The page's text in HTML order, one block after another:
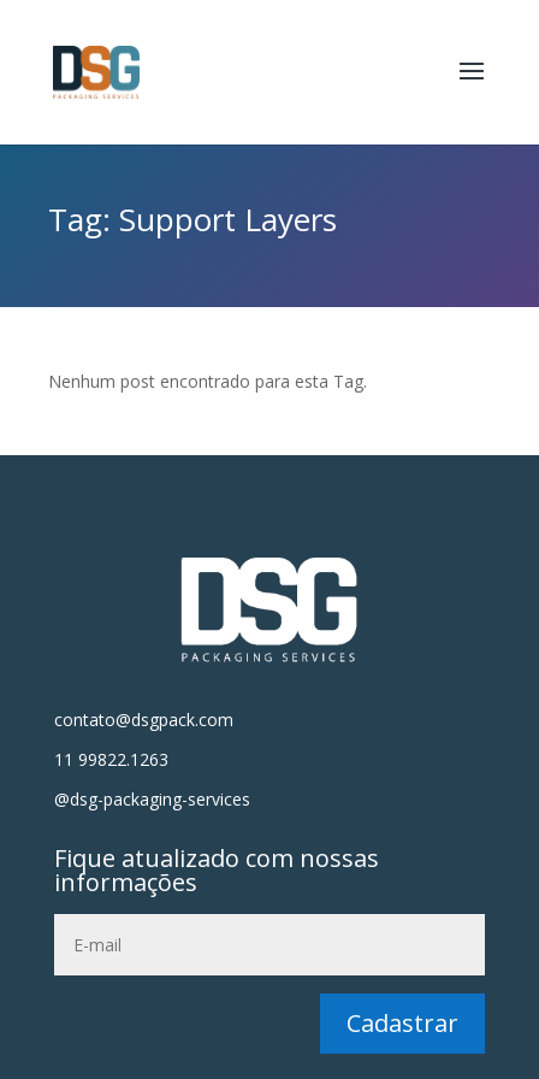
Tag: Support Layers
Nenhum post encontrado para esta Tag.
contato@dsgpack.com
11 99822.1263
@dsg-packaging-services
Fique atualizado com nossas
informações
Cadastrar